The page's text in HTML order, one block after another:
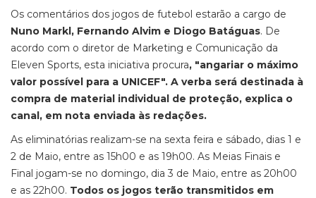
Os comentários dos jogos de futebol estarão a cargo de
Nuno Markl, Fernando Alvim e Diogo Batáguas. De
acordo com o diretor de Marketing e Comunicação da
Eleven Sports, esta iniciativa procura, "angariar o máximo
valor possível para a UNICEF". A verba será destinada à
compra de material individual de proteção, explica o
canal, em nota enviada às redações.
As eliminatórias realizam-se na sexta feira e sábado, dias 1 e
2 de Maio, entre as 15h00 e as 19h00. As Meias Finais e
Final jogam-se no domingo, dia 3 de Maio, entre as 20h00
e as 22h00. Todos os jogos terão transmitidos em